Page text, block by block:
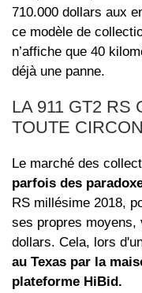
710.000 dollars aux
ce modèle de
n’affiche que 40
déjà une panne.
LA 911 GT2 RS
TOUTE
Le marché des
parfois des
RS millésime 2018,
ses propres moyens,
dollars. Cela, lors
au Texas par la
plateforme HiBid.